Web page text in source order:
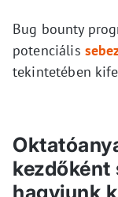
Bug bounty
potenciális
tekintetében
kezdőként